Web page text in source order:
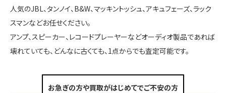
人気のJBL、タンノイ、B&W、マッキントッシュ、アキュフェーズ、ラック
スマンなどお任せください。
アンプ、スピーカー、レコードプレーヤーなどオーディオ製品であれば
壊れていても、どんなに古くても、1点からでも査定可能です。
お急ぎの方や買取がはじめてでご不安の方